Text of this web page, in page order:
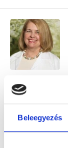
Beleegyezés
Árlista